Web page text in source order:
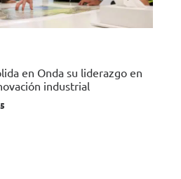
en Onda su liderazgo en
industrial